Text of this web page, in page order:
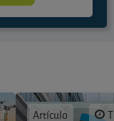
Artículo